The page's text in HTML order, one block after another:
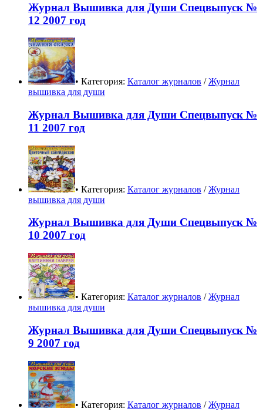
Журнал Вышивка для Души Спецвыпуск №
12 2007 год
• Категория: Каталог журналов /Журнал
вышивка для души
Журнал Вышивка для Души Спецвыпуск №
11 2007 год
• Категория: Каталог журналов /Журнал
вышивка для души
Журнал Вышивка для Души Спецвыпуск №
10 2007 год
• Категория: Каталог журналов /Журнал
вышивка для души
Журнал Вышивка для Души Спецвыпуск №
9 2007 год
• Категория: Каталог журналов /Журнал